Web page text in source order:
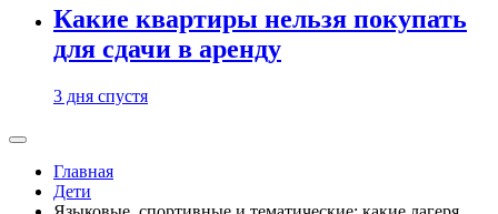
Какие квартиры нельзя покупать
для сдачи в аренду
3 дня спустя
Главная
Дети